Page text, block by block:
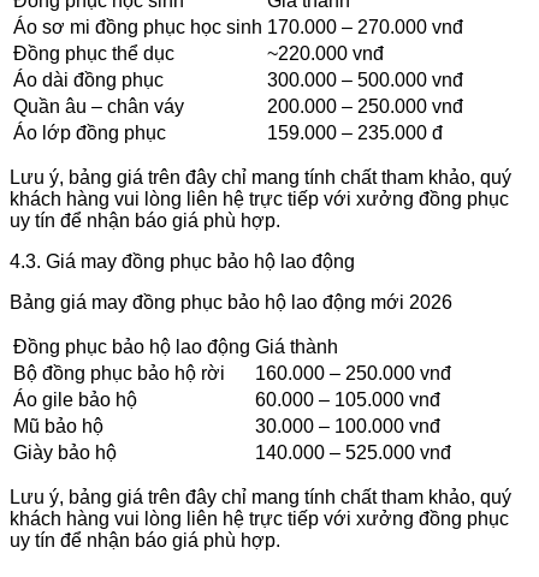
Áo sơ mi đồng phục học sinh 170.000 – 270.000 vnđ
Đồng phục thể dục
~220.000 vnđ
Áo dài đồng phục
300.000 – 500.000 vnđ
Quần âu – chân váy
200.000 – 250.000 vnđ
Áo lớp đồng phục
159.000 – 235.000 đ
Lưu ý, bảng giá trên đây chỉ mang tính chất tham khảo, quý
khách hàng vui lòng liên hệ trực tiếp với xưởng đồng phục
uy tín để nhận báo giá phù hợp.
4.3. Giá may đồng phục bảo hộ lao động
Bảng giá may đồng phục bảo hộ lao động mới 2026
Đồng phục bảo hộ lao động Giá thành
Bộ đồng phục bảo hộ rời
160.000 – 250.000 vnđ
Áo gile bảo hộ
60.000 – 105.000 vnđ
Mũ bảo hộ
30.000 – 100.000 vnđ
Giày bảo hộ
140.000 – 525.000 vnđ
Lưu ý, bảng giá trên đây chỉ mang tính chất tham khảo, quý
khách hàng vui lòng liên hệ trực tiếp với xưởng đồng phục
uy tín để nhận báo giá phù hợp.